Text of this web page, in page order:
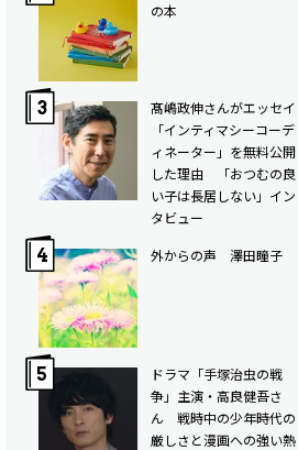
の本
髙嶋政伸さんがエッセイ
「インティマシーコーデ
ィネーター」を無料公開
した理由 「おつむの良
い子は長居しない」イン
タビュー
外からの声 澤田瞳子
ドラマ「手塚治虫の戦
争」主演・高良健吾さ
ん 戦時中の少年時代の
厳しさと漫画への強い熱